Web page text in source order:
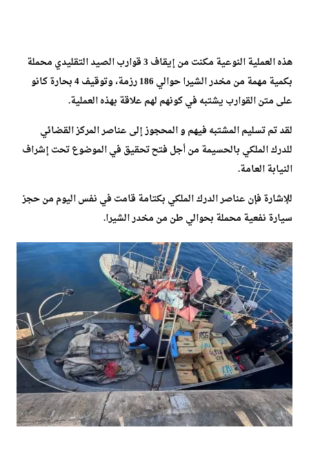
هذه العملية النوعية مكنت من إيقاف 3 قوارب الصيد التقليدي محملة
بكمية مهمة من مخدر الشيرا حوالي 186 رزمة، وتوقيف 4 بحارة كانو
على متن القوارب يشتبه في كونهم لهم علاقة بهذه العملية.
لقد تم تسليم المشتبه فيهم و المحجوز إلى عناصر المركز القضائي
للدرك الملكي بالحسيمة من أجل فتح تحقيق في الموضوع تحت إشراف
النيابة العامة.
للإشارة فإن عناصر الدرك الملكي بكتامة قامت في نفس اليوم من حجز
سيارة نفعية محملة بحوالي طن من مخدر الشيرا.